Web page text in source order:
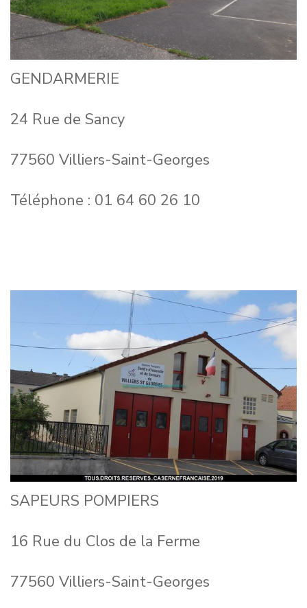
GENDARMERIE
24 Rue de Sancy
77560 Villiers-Saint-Georges
Téléphone : 01 64 60 26 10
SAPEURS POMPIERS
16 Rue du Clos de la Ferme
77560 Villiers-Saint-Georges